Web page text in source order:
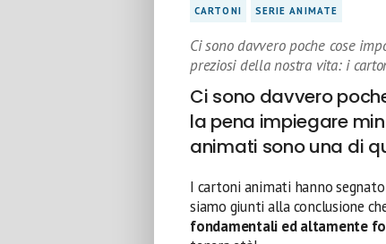
CARTONI SERIE ANIMATE
Ci sono davvero poche cose
preziosi della nostra vita: i
Ci sono davvero
la pena impiegare
animati sono una di
I cartoni animati hanno
siamo giunti alla conclusione
fondamentali ed altamente